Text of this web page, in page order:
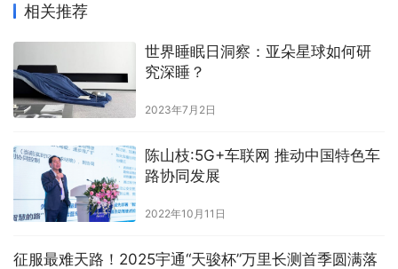
相关推荐
世界睡眠日洞察：亚朵星球如何研
究深睡？
2023年7月2日
陈山枝:5G+车联网 推动中国特色车
路协同发展
2022年10月11日
征服最难天路！2025宇通“天骏杯”万里长测首季圆满落